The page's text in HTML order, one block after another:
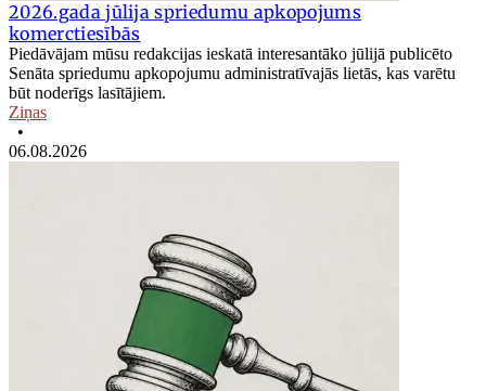
2026.gada jūlija spriedumu apkopojums
komerctiesībās
Piedāvājam mūsu redakcijas ieskatā interesantāko jūlijā publicēto
Senāta spriedumu apkopojumu administratīvajās lietās, kas varētu
būt noderīgs lasītājiem.
Ziņas
•
06.08.2026